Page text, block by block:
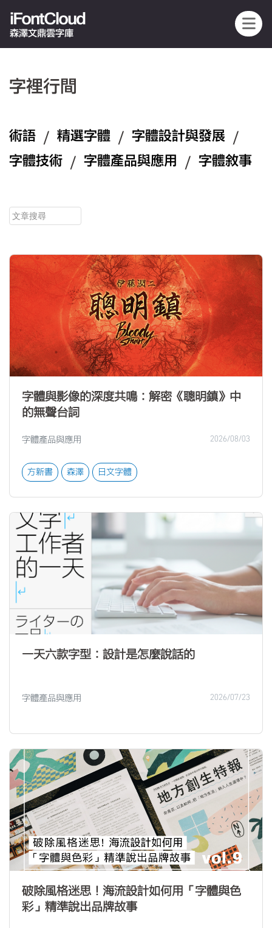
iFontCloud
森澤文鼎雲字庫
字裡行間
術語 / 精選字體 / 字體設計與發展 /
字體技術 / 字體產品與應用 / 字體敘事
字體與影像的深度共鳴：解密《聰明鎮》中
的無聲台詞
字體產品與應用 2026/08/03
方新書 森澤 日文字體
一天六款字型：設計是怎麼說話的
字體產品與應用 2026/07/23
破除風格迷思！海流設計如何用「字體與色
彩」精準說出品牌故事